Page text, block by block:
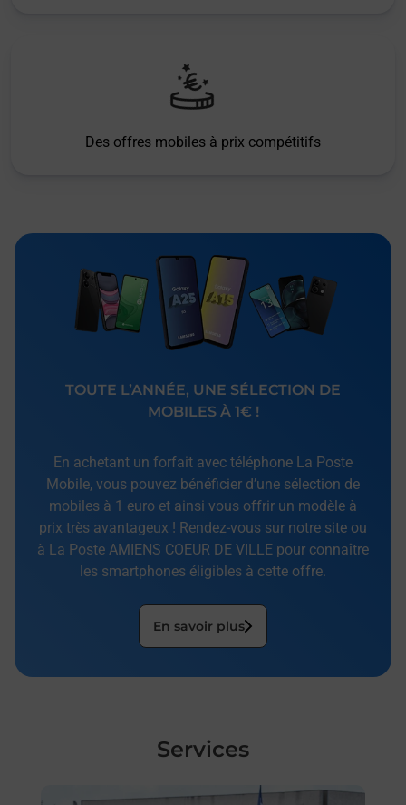
Des offres mobiles à prix compétitifs
TOUTE L’ANNÉE, UNE SÉLECTION DE
MOBILES À 1€ !
En achetant un forfait avec téléphone La Poste
Mobile, vous pouvez bénéficier d’une sélection de
mobiles à 1 euro et ainsi vous offrir un modèle à
prix très avantageux ! Rendez-vous sur notre site ou
à La Poste AMIENS COEUR DE VILLE pour connaître
les smartphones éligibles à cette offre.
En savoir plus
Services
En savoir plus